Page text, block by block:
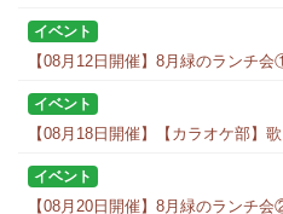
イベント
【08月12日開催】8月緑のランチ
イベント
【08月18日開催】【カラオケ部】
イベント
【08月20日開催】8月緑のランチ